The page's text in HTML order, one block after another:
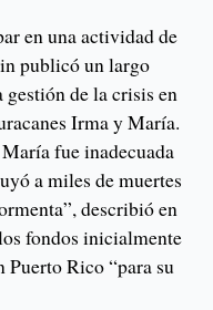
en una actividad de
publicó un largo
de la crisis en
Irma y María.
fue inadecuada
a miles de muertes
describió en
fondos inicialmente
Puerto Rico “para su